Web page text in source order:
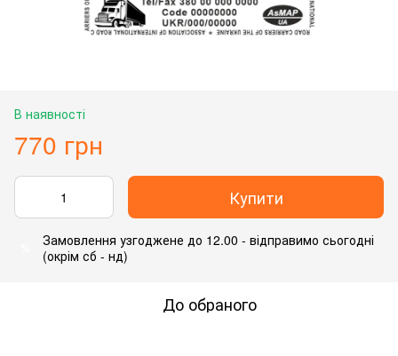
В наявності
770 грн
Купити
Замовлення узгоджене до 12.00 - відправимо сьогодні
(окрім сб - нд)
До обраного